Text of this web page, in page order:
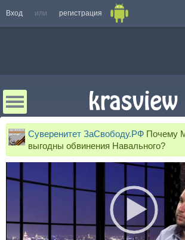
Вход или регистрация
Суверенитет ЗаСвободу.РФ Почему
выгодны обвинения Навального?